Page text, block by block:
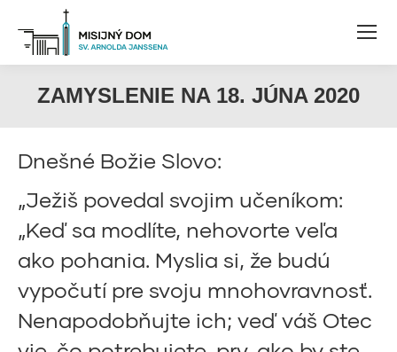
ZAMYSLENIE NA 18. JÚNA 2020
Dnešné Božie Slovo:
„Ježiš povedal svojim učeníkom:
„Keď sa modlíte, nehovorte veľa
ako pohania. Myslia si, že budú
vypočutí pre svoju mnohovravnosť.
Nenapodobňujte ich; veď váš Otec